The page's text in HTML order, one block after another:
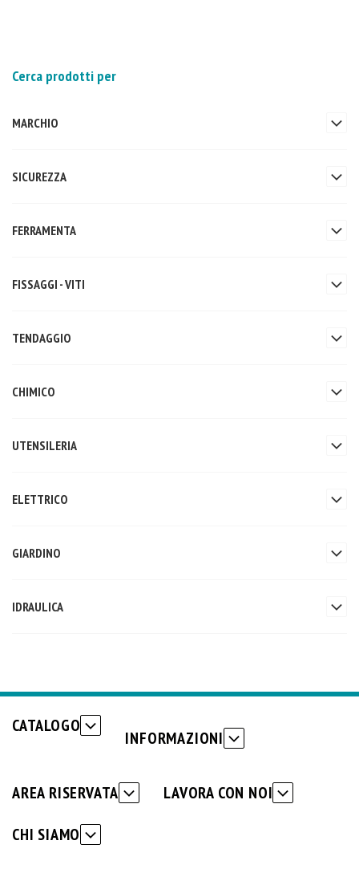
Cerca prodotti per
MARCHIO
SICUREZZA
FERRAMENTA
FISSAGGI - VITI
TENDAGGIO
CHIMICO
UTENSILERIA
ELETTRICO
GIARDINO
IDRAULICA
CHI SIAMO
CATALOGO
INFORMAZIONI
AREA RISERVATA LAVORA CON NOI